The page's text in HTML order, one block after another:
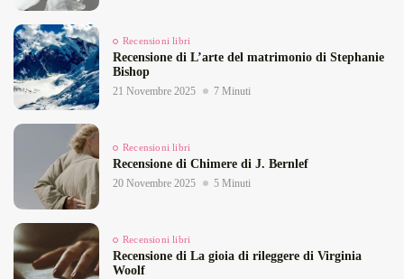
Recensioni libri
Recensione di L’arte del matrimonio di Stephanie
Bishop
21 Novembre 2025 7 Minuti
Recensioni libri
Recensione di Chimere di J. Bernlef
20 Novembre 2025 5 Minuti
Recensioni libri
Recensione di La gioia di rileggere di Virginia
Woolf